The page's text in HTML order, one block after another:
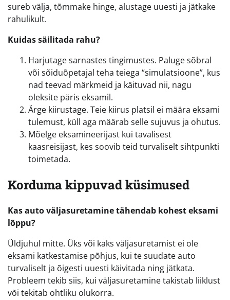
sureb välja, tõmmake hinge, alustage uuesti ja jätkake
rahulikult.
Kuidas säilitada rahu?
Harjutage sarnastes tingimustes. Paluge sõbral
või sõiduõpetajal teha teiega “simulatsioone”, kus
nad teevad märkmeid ja käituvad nii, nagu
oleksite päris eksamil.
Ärge kiirustage. Teie kiirus platsil ei määra eksami
tulemust, küll aga määrab selle sujuvus ja ohutus.
Mõelge eksamineerijast kui tavalisest
kaasreisijast, kes soovib teid turvaliselt sihtpunkti
toimetada.
Korduma kippuvad küsimused
Kas auto väljasuretamine tähendab kohest eksami
lõppu?
Üldjuhul mitte. Üks või kaks väljasuretamist ei ole
eksami katkestamise põhjus, kui te suudate auto
turvaliselt ja õigesti uuesti käivitada ning jätkata.
Probleem tekib siis, kui väljasuretamine takistab liiklust
või tekitab ohtliku olukorra.